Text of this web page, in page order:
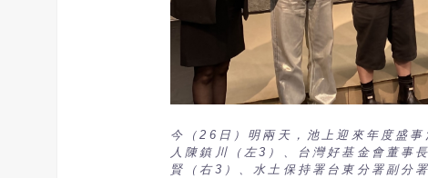
今（26日）明兩天，池上迎來年度盛
人陳鎮川（左3）、台灣好基金會董事
賢（右3）、水土保持署台東分署副分